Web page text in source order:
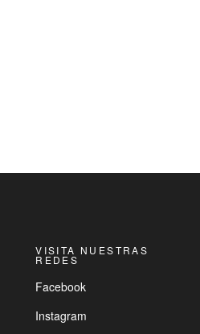
VISITA NUESTRAS
REDES
Facebook
Instagram